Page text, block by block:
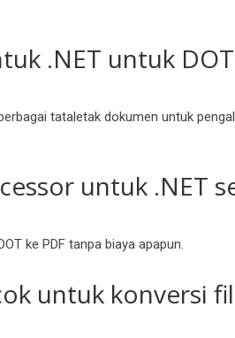
.NET untuk
tataletak dokumen untuk
untuk .NET
ke PDF tanpa biaya apapun.
untuk konversi